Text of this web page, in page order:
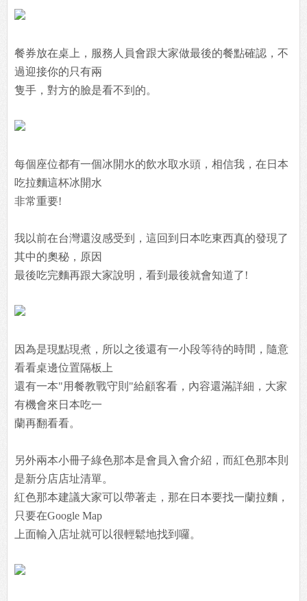
餐券放在桌上，服務人員會跟大家做最後的餐點確認，不
過迎接你的只有兩
隻手，對方的臉是看不到的。
每個座位都有一個冰開水的飲水取水頭，相信我，在日本
吃拉麵這杯冰開水
非常重要!
我以前在台灣還沒感受到，這回到日本吃東西真的發現了
其中的奧秘，原因
最後吃完麵再跟大家說明，看到最後就會知道了!
因為是現點現煮，所以之後還有一小段等待的時間，隨意
看看桌邊位置隔板上
還有一本"用餐教戰守則"給顧客看，內容還滿詳細，大家
有機會來日本吃一
蘭再翻看看。
另外兩本小冊子綠色那本是會員入會介紹，而紅色那本則
是新分店店址清單。
紅色那本建議大家可以帶著走，那在日本要找一蘭拉麵，
只要在Google Map
上面輸入店址就可以很輕鬆地找到囉。